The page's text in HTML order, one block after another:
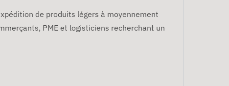
de produits légers à moyennement
PME et logisticiens recherchant un